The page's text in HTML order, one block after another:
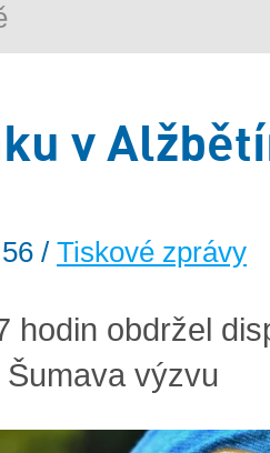
v
/ Tiskové zprávy
hodin obdržel
výzvu